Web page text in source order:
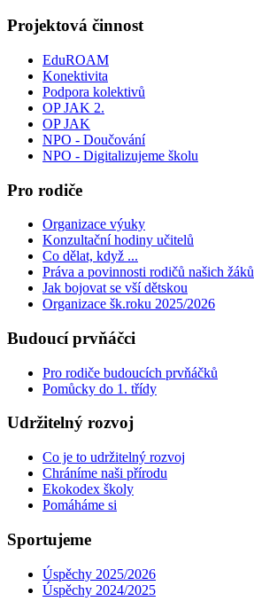
Projektová činnost
EduROAM
Konektivita
Podpora kolektivů
OP JAK 2.
OP JAK
NPO - Doučování
NPO - Digitalizujeme školu
Pro rodiče
Organizace výuky
Konzultační hodiny učitelů
Co dělat, když ...
Práva a povinnosti rodičů našich žáků
Jak bojovat se vší dětskou
Organizace šk.roku 2025/2026
Budoucí prvňáčci
Pro rodiče budoucích prvňáčků
Pomůcky do 1. třídy
Udržitelný rozvoj
Co je to udržitelný rozvoj
Chráníme naši přírodu
Ekokodex školy
Pomáháme si
Sportujeme
Úspěchy 2025/2026
Úspěchy 2024/2025